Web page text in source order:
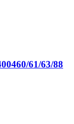
61/63/88